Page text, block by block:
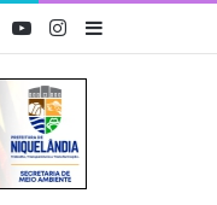
FacebookYouTubeInstagram